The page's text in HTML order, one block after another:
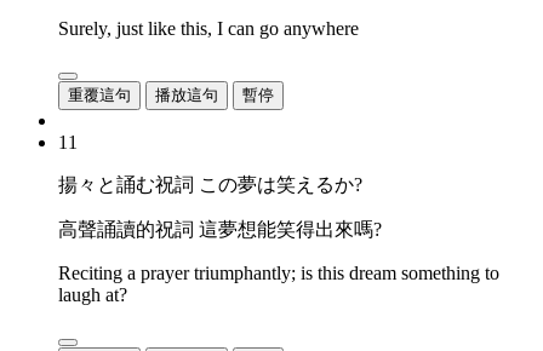
Surely, just like this, I can go anywhere
重覆這句 播放這句 暫停
11
揚々と誦む祝詞 この夢は笑えるか?
高聲誦讀的祝詞 這夢想能笑得出來嗎?
Reciting a prayer triumphantly; is this dream something to
laugh at?